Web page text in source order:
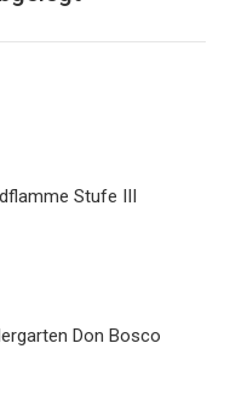
Stufe III
Don Bosco